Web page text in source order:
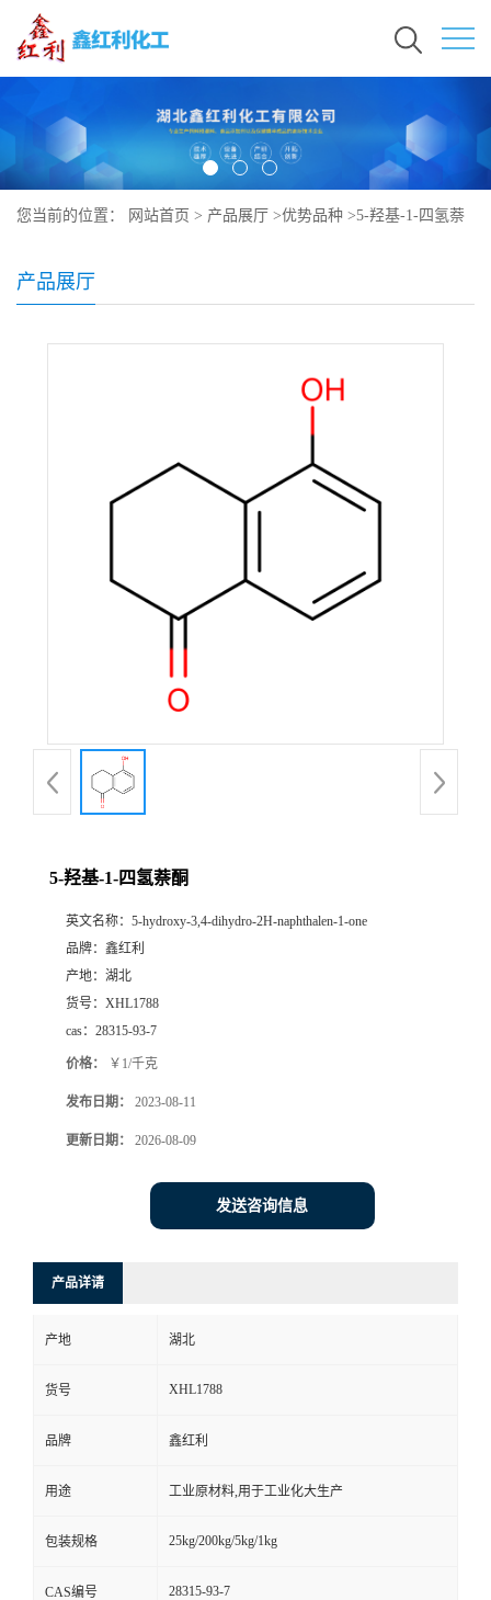
您当前的位置： 网站首页 > 产品展厅 >优势品种 >5-羟基-1-四氢萘
产品展厅
5-羟基-1-四氢萘酮
英文名称： 5-hydroxy-3,4-dihydro-2H-naphthalen-1-one
品牌： 鑫红利
产地： 湖北
货号： XHL1788
cas： 28315-93-7
价格： ￥1/千克
发布日期： 2023-08-11
更新日期： 2026-08-09
发送咨询信息
产品详请
产地 湖北
货号 XHL1788
品牌 鑫红利
用途 工业原材料,用于工业化大生产
包装规格 25kg/200kg/5kg/1kg
CAS编号 28315-93-7